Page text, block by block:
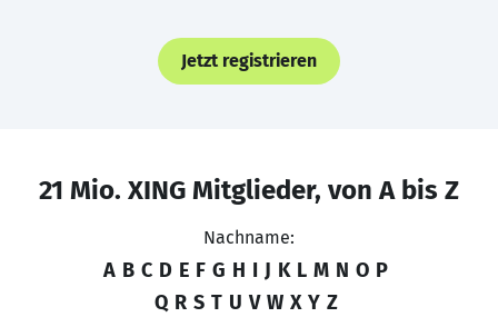
Jetzt registrieren
21 Mio. XING Mitglieder, von A bis Z
Nachname:
A B C D E F G H I J K L M N O P
Q R S T U V W X Y Z